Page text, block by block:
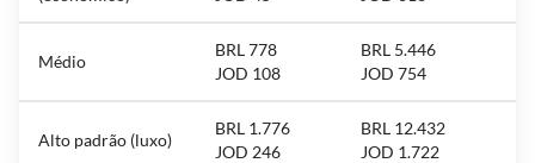
Médio
BRL 778
JOD 108
BRL 5.446
JOD 754
Alto padrão (luxo)
BRL 1.776
JOD 246
BRL 12.432
JOD 1.722